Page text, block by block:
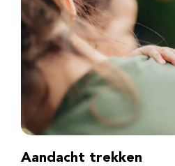
Aandacht trekken